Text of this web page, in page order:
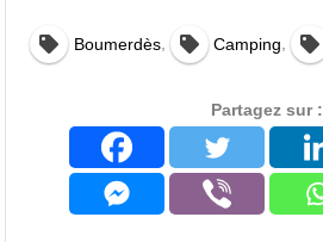
Boumerdès, Camping
Partagez sur :